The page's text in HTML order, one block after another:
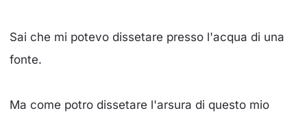
Sai che mi potevo dissetare presso l'acqua di una
fonte.
Ma come potro dissetare l'arsura di questo mio